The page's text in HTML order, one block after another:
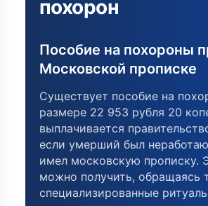
похорон
Пособие на похороны
Московской прописке
Существует пособие на
размере 22 953 рубля 20
выплачивается
если умерший был
имел московскую прописку.
можно получить, обращаясь
специализированные